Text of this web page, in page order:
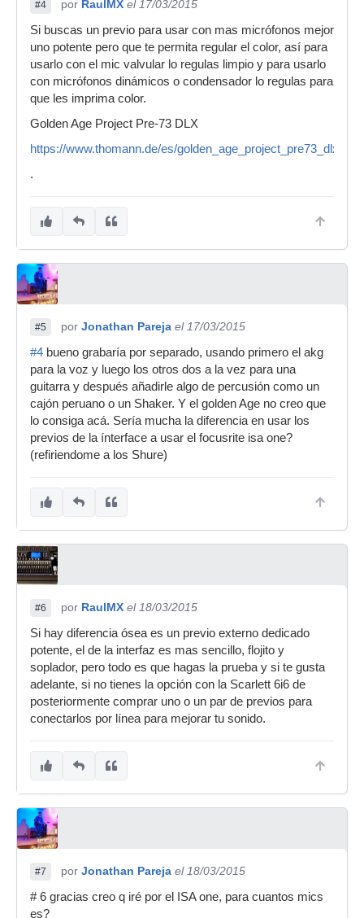
#4 por RaulMX el 17/03/2015
Si buscas un previo para usar con mas micrófonos mejor
uno potente pero que te permita regular el color, así para
usarlo con el mic valvular lo regulas limpio y para usarlo
con micrófonos dinámicos o condensador lo regulas para
que les imprima color.
Golden Age Project Pre-73 DLX
https://www.thomann.de/es/golden_age_project_pre73_dlx.htm
.
#5 por Jonathan Pareja el 17/03/2015
#4 bueno grabaría por separado, usando primero el akg
para la voz y luego los otros dos a la vez para una
guitarra y después añadirle algo de percusión como un
cajón peruano o un Shaker. Y el golden Age no creo que
lo consiga acá. Sería mucha la diferencia en usar los
previos de la ínterface a usar el focusrite isa one?
(refiriendome a los Shure)
#6 por RaulMX el 18/03/2015
Si hay diferencia ósea es un previo externo dedicado
potente, el de la interfaz es mas sencillo, flojito y
soplador, pero todo es que hagas la prueba y si te gusta
adelante, si no tienes la opción con la Scarlett 6i6 de
posteriormente comprar uno o un par de previos para
conectarlos por línea para mejorar tu sonido.
#7 por Jonathan Pareja el 18/03/2015
# 6 gracias creo q iré por el ISA one, para cuantos mics
es?